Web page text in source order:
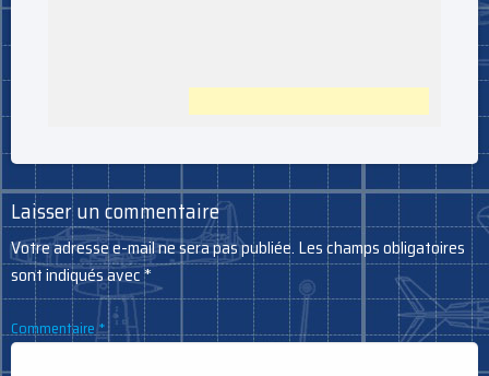
Laisser un commentaire
Votre adresse e-mail ne sera pas publiée. Les champs obligatoires
sont indiqués avec*
Commentaire*